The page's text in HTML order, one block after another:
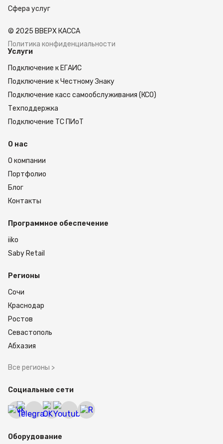
Сфера услуг
© 2025 ВВЕРХ КАССА
Политика конфиденциальности
Услуги
Подключение к ЕГАИС
Подключение к Честному Знаку
Подключение касс самообслуживания (КСО)
Техподдержка
Подключение ТС ПИоТ
О нас
О компании
Портфолио
Блог
Контакты
Программное обеспечение
iiko
Saby Retail
Регионы
Сочи
Краснодар
Ростов
Севастополь
Абхазия
Все регионы >
Социальные сети
Оборудование